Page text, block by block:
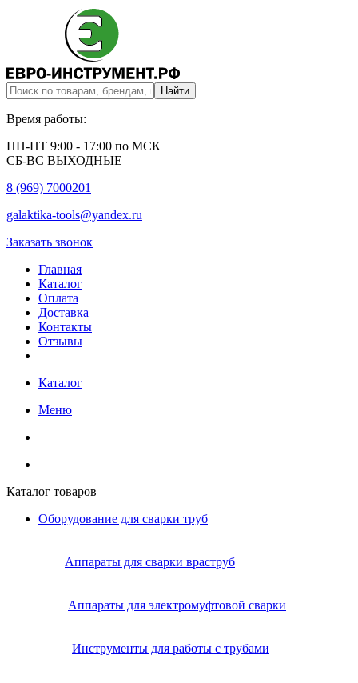
Время работы:
ПН-ПТ 9:00 - 17:00 по МСК
СБ-ВС ВЫХОДНЫЕ
8 (969) 7000201
galaktika-tools@yandex.ru
Заказать звонок
Главная
Каталог
Оплата
Доставка
Контакты
Отзывы
Каталог
Меню
Каталог товаров
Оборудование для сварки труб
Аппараты для сварки враструб
Аппараты для электромуфтовой сварки
Инструменты для работы с трубами